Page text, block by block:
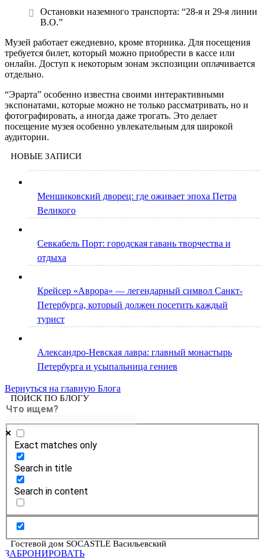
Остановки наземного транспорта: “28-я и 29-я линии
В.О.”
Музей работает ежедневно, кроме вторника. Для посещения
требуется билет, который можно приобрести в кассе или
онлайн. Доступ к некоторым зонам экспозиции оплачивается
отдельно.
“Эрарта” особенно известна своими интерактивными
экспонатами, которые можно не только рассматривать, но и
фотографировать, а иногда даже трогать. Это делает
посещение музея особенно увлекательным для широкой
аудитории.
НОВЫЕ ЗАПИСИ
Меншиковский дворец: где оживает эпоха Петра
Великого
Севкабель Порт: городская гавань творчества и
отдыха
Крейсер «Аврора» — легендарный символ Санкт-
Петербурга, который должен посетить каждый
турист
Александро-Невская лавра: главный монастырь
Петербурга и усыпальница гениев
Вернуться на главную Блога
ПОИСК ПО БЛОГУ
Exact matches only
Search in title
Search in content
Гостевой дом SOCASTLE Васильевский
ЗАБРОНИРОВАТЬ